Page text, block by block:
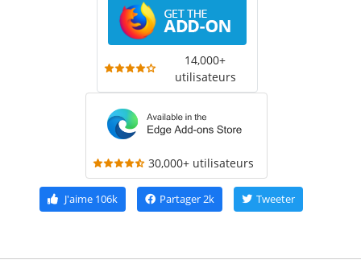
14,000+
utilisateurs
30,000+ utilisateurs
J'aime106k Partager2k Tweeter